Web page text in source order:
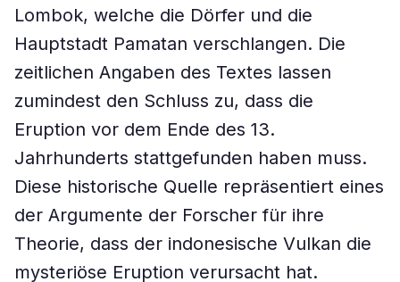
Lombok, welche die Dörfer und die
Hauptstadt Pamatan verschlangen. Die
zeitlichen Angaben des Textes lassen
zumindest den Schluss zu, dass die
Eruption vor dem Ende des 13.
Jahrhunderts stattgefunden haben muss.
Diese historische Quelle repräsentiert eines
der Argumente der Forscher für ihre
Theorie, dass der indonesische Vulkan die
mysteriöse Eruption verursacht hat.